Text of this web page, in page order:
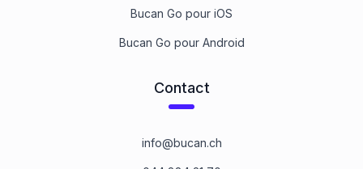
Bucan Go pour iOS
Bucan Go pour Android
Contact
info@bucan.ch